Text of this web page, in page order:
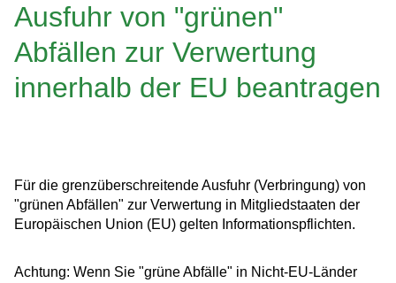
Ausfuhr von "grünen"
Abfällen zur Verwertung
innerhalb der EU beantragen
Für die grenzüberschreitende Ausfuhr (Verbringung) von
"grünen Abfällen" zur Verwertung in Mitgliedstaaten der
Europäischen Union (EU) gelten Informationspflichten.
Achtung: Wenn Sie "grüne Abfälle" in Nicht-EU-Länder